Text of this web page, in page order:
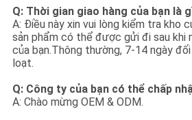
Q: Thời gian giao hàng của bạn là
A: Điều này xin vui lòng kiểm tra kho
sản phẩm có thể được gửi đi sau khi
của bạn.Thông thường, 7-14 ngày
loạt.
Q: Công ty của bạn có thể chấp
A: Chào mừng OEM & ODM.